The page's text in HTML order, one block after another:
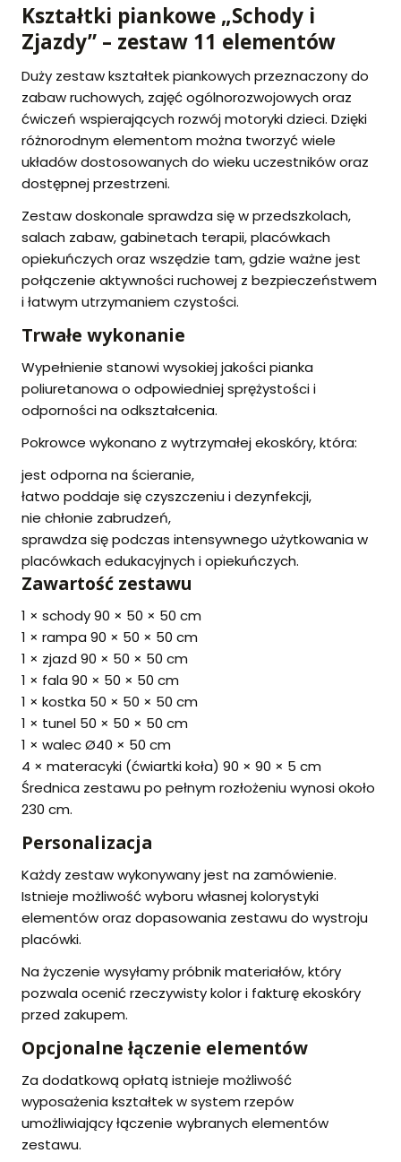
Kształtki piankowe „Schody i
Zjazdy” – zestaw 11 elementów
Duży zestaw kształtek piankowych przeznaczony do
zabaw ruchowych, zajęć ogólnorozwojowych oraz
ćwiczeń wspierających rozwój motoryki dzieci. Dzięki
różnorodnym elementom można tworzyć wiele
układów dostosowanych do wieku uczestników oraz
dostępnej przestrzeni.
Zestaw doskonale sprawdza się w przedszkolach,
salach zabaw, gabinetach terapii, placówkach
opiekuńczych oraz wszędzie tam, gdzie ważne jest
połączenie aktywności ruchowej z bezpieczeństwem
i łatwym utrzymaniem czystości.
Trwałe wykonanie
Wypełnienie stanowi wysokiej jakości pianka
poliuretanowa o odpowiedniej sprężystości i
odporności na odkształcenia.
Pokrowce wykonano z wytrzymałej ekoskóry, która:
jest odporna na ścieranie,
łatwo poddaje się czyszczeniu i dezynfekcji,
nie chłonie zabrudzeń,
sprawdza się podczas intensywnego użytkowania w
placówkach edukacyjnych i opiekuńczych.
Zawartość zestawu
1 × schody 90 × 50 × 50 cm
1 × rampa 90 × 50 × 50 cm
1 × zjazd 90 × 50 × 50 cm
1 × fala 90 × 50 × 50 cm
1 × kostka 50 × 50 × 50 cm
1 × tunel 50 × 50 × 50 cm
1 × walec Ø40 × 50 cm
4 × materacyki (ćwiartki koła) 90 × 90 × 5 cm
Średnica zestawu po pełnym rozłożeniu wynosi około
230 cm.
Personalizacja
Każdy zestaw wykonywany jest na zamówienie.
Istnieje możliwość wyboru własnej kolorystyki
elementów oraz dopasowania zestawu do wystroju
placówki.
Na życzenie wysyłamy próbnik materiałów, który
pozwala ocenić rzeczywisty kolor i fakturę ekoskóry
przed zakupem.
Opcjonalne łączenie elementów
Za dodatkową opłatą istnieje możliwość
wyposażenia kształtek w system rzepów
umożliwiający łączenie wybranych elementów
zestawu.